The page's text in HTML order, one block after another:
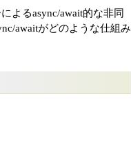
よるasync/await的な非同
awaitがどのような仕組み